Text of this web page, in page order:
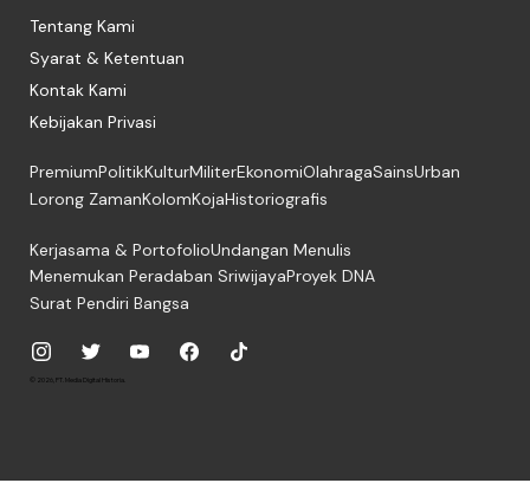
Tentang Kami
Syarat & Ketentuan
Kontak Kami
Kebijakan Privasi
PremiumPolitikKulturMiliterEkonomiOlahragaSainsUrban
Lorong ZamanKolomKojaHistoriografis
Kerjasama & PortofolioUndangan Menulis
Menemukan Peradaban SriwijayaProyek DNA
Surat Pendiri Bangsa
© 2026, PT. Media Digital Historia.